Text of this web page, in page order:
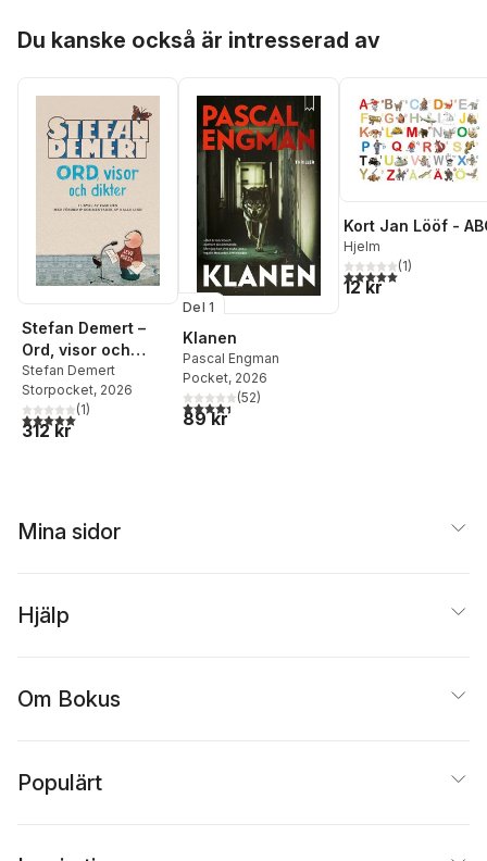
Du kanske också är intresserad av
Stefan Demert –
Ord, visor och
dikter
Stefan Demert
Storpocket, 2026
5,0utav 5 stjärnor. Totalt antal röster:
(1)
312 kr
Del 1
Klanen
Pascal Engman
Pocket, 2026
4,4utav 5 stjärnor. Totalt antal röster:
(52)
89 kr
Kort Jan Lööf -
Hjelm
5,0utav 5 stjärnor.
(1)
12 kr
Mina sidor
Hjälp
Om Bokus
Populärt